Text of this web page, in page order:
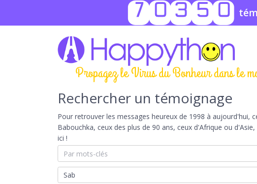
70350
Propagez le Virus du Bonheur dans le
Rechercher un témoignage
Pour retrouver les messages heureux de 1998 à aujourd'hui,
Babouchka, ceux des plus de 90 ans, ceux d'Afrique ou
ici !